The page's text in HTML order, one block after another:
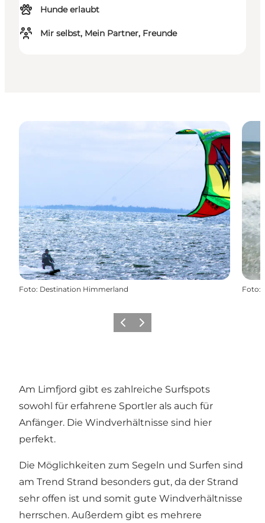
Hunde erlaubt
Mir selbst, Mein Partner, Freunde
Foto: Destination Himmerland Foto:
Vorherige Folie
Nächste Folie
Am Limfjord gibt es zahlreiche Surfspots
sowohl für erfahrene Sportler als auch für
Anfänger. Die Windverhältnisse sind hier
perfekt.
Die Möglichkeiten zum Segeln und Surfen sind
am Trend Strand besonders gut, da der Strand
sehr offen ist und somit gute Windverhältnisse
herrschen. Außerdem gibt es mehrere